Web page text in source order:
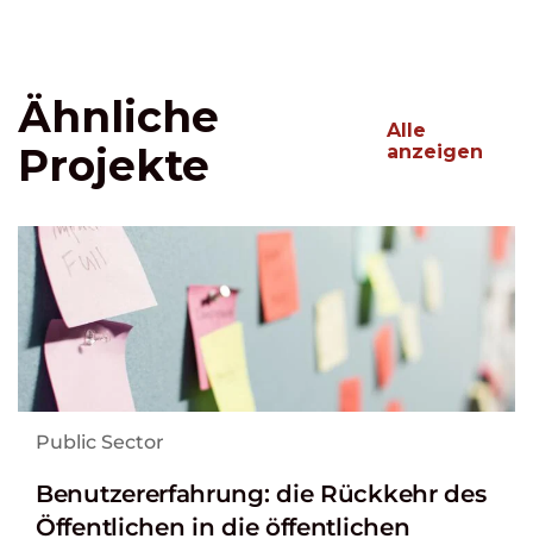
Ähnliche
Projekte
Alle
anzeigen
Public Sector
Benutzererfahrung: die Rückkehr des
Öffentlichen in die öffentlichen